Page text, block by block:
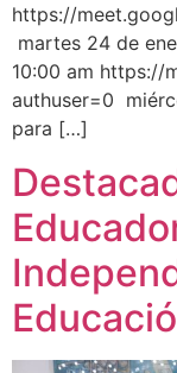
https://
martes 24 de
10:00 am https://
authuser=0
para […]